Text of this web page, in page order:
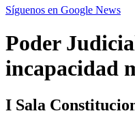
Síguenos en Google News
Poder
incapacidad
I Sala